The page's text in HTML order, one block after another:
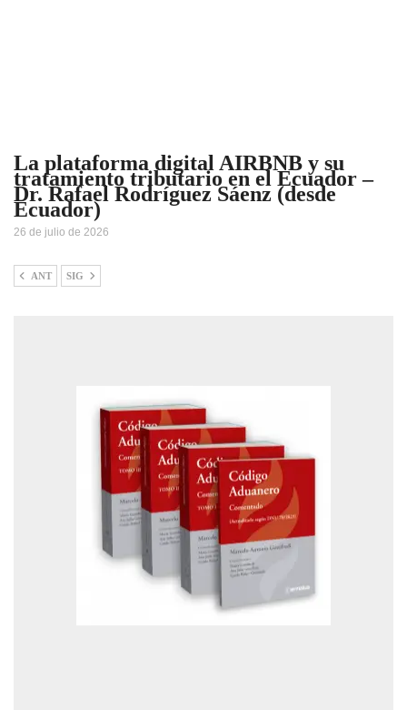
La plataforma digital AIRBNB y su
tratamiento tributario en el Ecuador –
Dr. Rafael Rodríguez Sáenz (desde
Ecuador)
26 de julio de 2026
ANT SIG